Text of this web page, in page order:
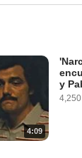
4:09
y